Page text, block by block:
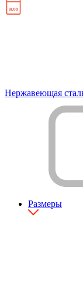
Нержавеющая
Размеры